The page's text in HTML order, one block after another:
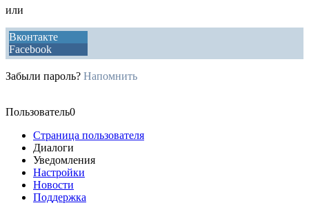
или
Вконтакте
Facebook
Забыли пароль? Напомнить
Пользователь0
Страница пользователя
Диалоги
Уведомления
Настройки
Новости
Поддержка